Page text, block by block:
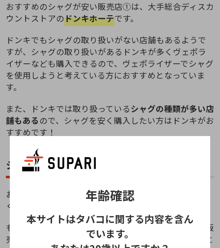
おすすめのシャグが安い販売店①は、大手総合ディスカ
ウントストアのドンキホーテです。
ドンキでもシャグの取り扱いがない店舗もあるようで
すが、シャグの取り扱いがあるドンキが多くヴェポラ
イザーなども購入できるので、ヴェポライザーでシャグ
を使用しようと考えている方におすすめとなっていま
す。
また、ドンキでは取り扱っているシャグの種類が多い店
舗もある ので、シャグを安く購入したい方はドンキがお
すすめです！
シャグが安い販売店②タバコ販売店
おすすめのシャグが安い販売店②は、タバコ製品を多
く取り揃えている
もちろんタバコ販売店でもシャグを取り扱っていない販
売もあります。しかし、多くの喫煙具を販売していると
年齢確認
本サイトはタバコに関する内容を含ん
でいます。